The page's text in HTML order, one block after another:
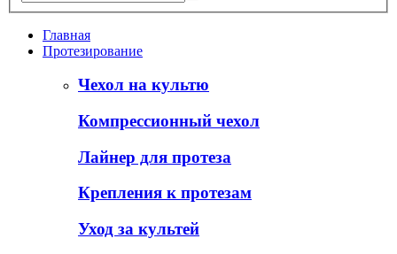
Главная
Протезирование
Чехол на культю
Компрессионный чехол
Лайнер для протеза
Крепления к протезам
Уход за культей